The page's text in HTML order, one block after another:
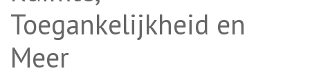
Toegankelijkheid en
Meer